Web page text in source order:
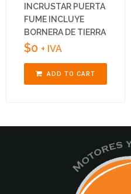
INCRUSTAR PUERTA
FUME INCLUYE
BORNERA DE TIERRA
$0 + IVA
ADD TO CART